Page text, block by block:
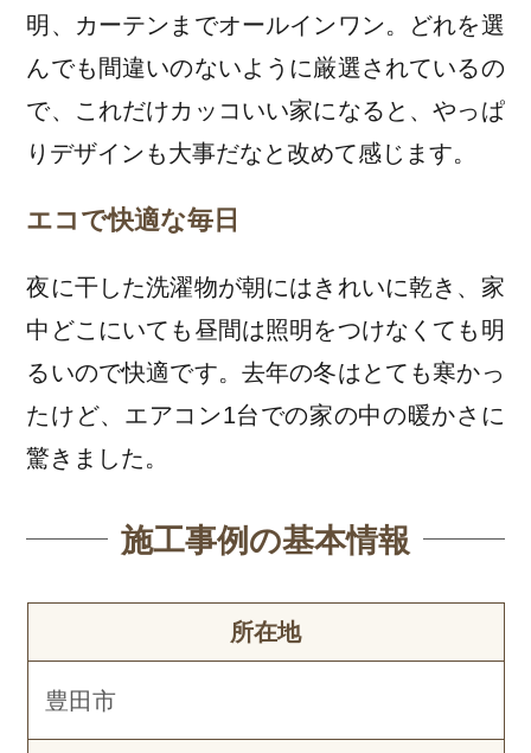
明、カーテンまでオールインワン。どれを選
んでも間違いのないように厳選されているの
で、これだけカッコいい家になると、やっぱ
りデザインも大事だなと改めて感じます。
エコで快適な毎日
夜に干した洗濯物が朝にはきれいに乾き、家
中どこにいても昼間は照明をつけなくても明
るいので快適です。去年の冬はとても寒かっ
たけど、エアコン1台での家の中の暖かさに
驚きました。
施工事例の基本情報
所在地
豊田市